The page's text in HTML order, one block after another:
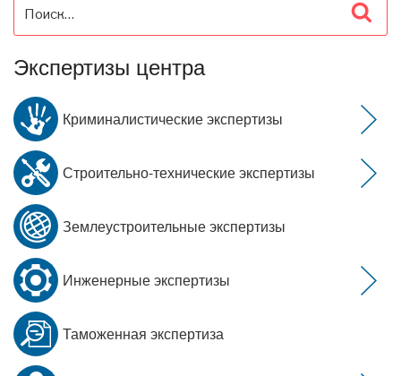
Экспертизы центра
Криминалистические экспертизы
Строительно-технические экспертизы
Землеустроительные экспертизы
Инженерные экспертизы
Таможенная экспертиза